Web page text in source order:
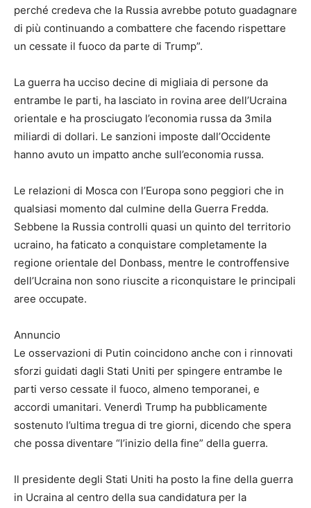
perché credeva che la Russia avrebbe potuto guadagnare
di più continuando a combattere che facendo rispettare
un cessate il fuoco da parte di Trump”.
La guerra ha ucciso decine di migliaia di persone da
entrambe le parti, ha lasciato in rovina aree dell’Ucraina
orientale e ha prosciugato l’economia russa da 3mila
miliardi di dollari. Le sanzioni imposte dall’Occidente
hanno avuto un impatto anche sull’economia russa.
Le relazioni di Mosca con l’Europa sono peggiori che in
qualsiasi momento dal culmine della Guerra Fredda.
Sebbene la Russia controlli quasi un quinto del territorio
ucraino, ha faticato a conquistare completamente la
regione orientale del Donbass, mentre le controffensive
dell’Ucraina non sono riuscite a riconquistare le principali
aree occupate.
Annuncio
Le osservazioni di Putin coincidono anche con i rinnovati
sforzi guidati dagli Stati Uniti per spingere entrambe le
parti verso cessate il fuoco, almeno temporanei, e
accordi umanitari. Venerdì Trump ha pubblicamente
sostenuto l’ultima tregua di tre giorni, dicendo che spera
che possa diventare “l’inizio della fine” della guerra.
Il presidente degli Stati Uniti ha posto la fine della guerra
in Ucraina al centro della sua candidatura per la